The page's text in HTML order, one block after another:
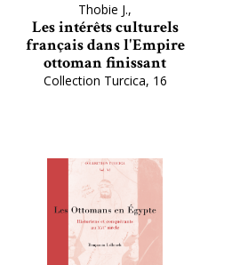
Thobie J.,
Les intérêts culturels
français dans l'Empire
ottoman finissant
Collection Turcica, 16